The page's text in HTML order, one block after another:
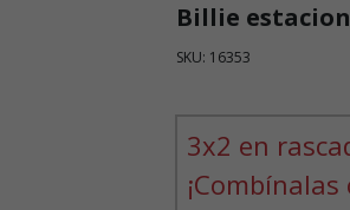
Billie
SKU: 16353
3x2 en